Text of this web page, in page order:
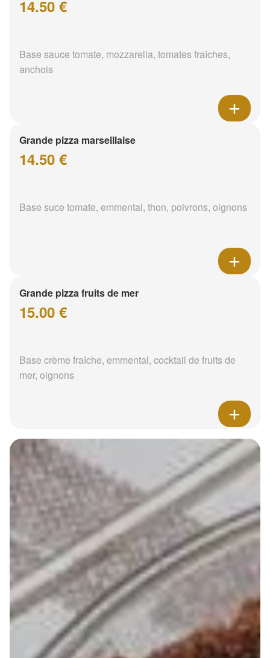
14.50 €
Base sauce tomate, mozzarella, tomates fraîches,
anchois
Grande pizza marseillaise
14.50 €
Base suce tomate, emmental, thon, poivrons, oignons
Grande pizza fruits de mer
15.00 €
Base crème fraîche, emmental, cocktail de fruits de
mer, oignons